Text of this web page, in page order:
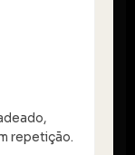
repetição.